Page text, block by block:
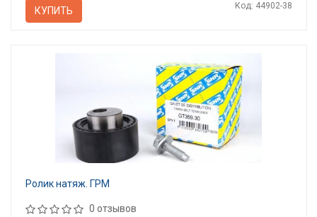
КУПИТЬ Код: 44902-38
Ролик натяж. ГРМ
0 отзывов